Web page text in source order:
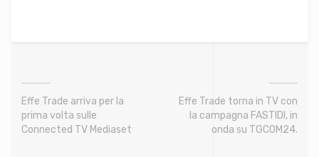
Effe Trade arriva per la
prima volta sulle
Connected TV Mediaset
Effe Trade torna in TV con
la campagna FASTIDI, in
onda su TGCOM24.